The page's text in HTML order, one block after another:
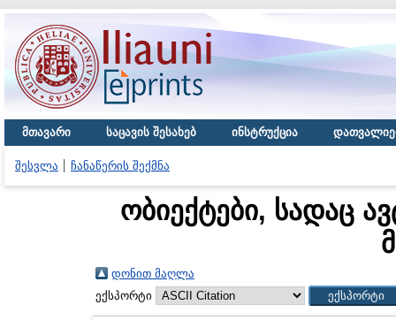
მთავარი საცავის შესახებ ინსტრუქცია
შესვლა ჩანაწერის შექმნა
ობიექტები, სადაც
დონით მაღლა
ექსპორტი